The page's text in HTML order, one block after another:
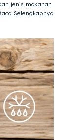
jenis makanan
yang
Selengkapnya